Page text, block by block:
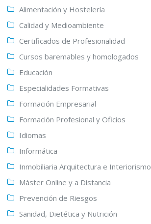
Alimentación y Hostelería
Calidad y Medioambiente
Certificados de Profesionalidad
Cursos baremables y homologados
Educación
Especialidades Formativas
Formación Empresarial
Formación Profesional y Oficios
Idiomas
Informática
Inmobiliaria Arquitectura e Interiorismo
Máster Online y a Distancia
Prevención de Riesgos
Sanidad, Dietética y Nutrición